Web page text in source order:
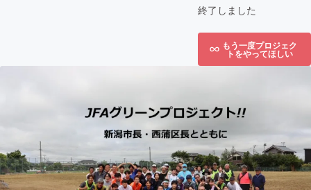
終了しました
もう一度プロジェク
トをやってほしい